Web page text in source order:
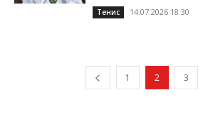
Тенис 14.07.2026 18:30
1 2 3